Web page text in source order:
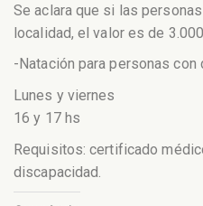
Se aclara que si las
localidad, el valor es de
-Natación para personas con
Lunes y viernes
16 y 17 hs
Requisitos: certificado
discapacidad.